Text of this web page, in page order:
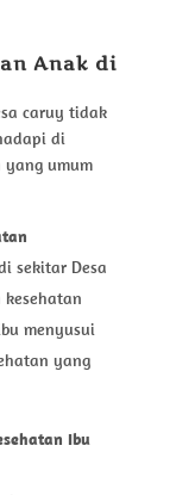
Anak di
caruy tidak
di
umum
sekitar Desa
menyusui
yang
Ibu